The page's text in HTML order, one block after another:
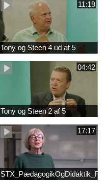
11:19
Tony og Steen 4 ud af 5
04:42
Tony og Steen 2 af 5
17:17